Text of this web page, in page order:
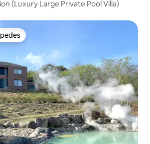
(Luxury Large Private Pool Villa)